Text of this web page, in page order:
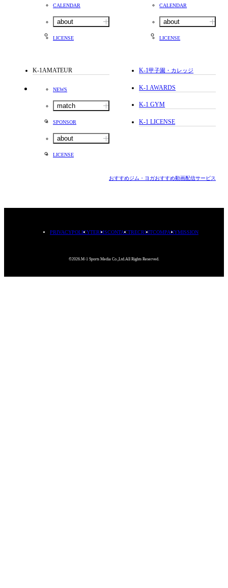
CALENDAR
about
LICENSE
CALENDAR
about
LICENSE
K-1AMATEUR
NEWS
match
SPONSOR
about
LICENSE
K-1甲子園・カレッジ
K-1 AWARDS
K-1 GYM
K-1 LICENSE
おすすめジム・ヨガおすすめ動画配信サービス
PRIVACYPOLICYTERMSCONTACTRECRUITCOMPANYMISSION
©2026.M-1 Sports Media Co.,Ltd.All Rights Reserved.